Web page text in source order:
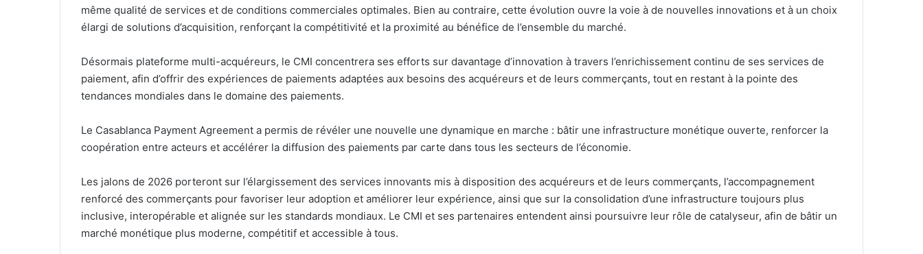
même qualité de services et de conditions commerciales optimales. Bien au contraire, cette évolution ouvre la voie à de nouvelles innovations et à un choix
élargi de solutions d’acquisition, renforçant la compétitivité et la proximité au bénéfice de l’ensemble du marché.
Désormais plateforme multi-acquéreurs, le CMI concentrera ses efforts sur davantage d’innovation à travers l’enrichissement continu de ses services de
paiement, afin d’offrir des expériences de paiements adaptées aux besoins des acquéreurs et de leurs commerçants, tout en restant à la pointe des
tendances mondiales dans le domaine des paiements.
Le Casablanca Payment Agreement a permis de révéler une nouvelle une dynamique en marche : bâtir une infrastructure monétique ouverte, renforcer la
coopération entre acteurs et accélérer la diffusion des paiements par carte dans tous les secteurs de l’économie.
Les jalons de 2026 porteront sur l’élargissement des services innovants mis à disposition des acquéreurs et de leurs commerçants, l’accompagnement
renforcé des commerçants pour favoriser leur adoption et améliorer leur expérience, ainsi que sur la consolidation d’une infrastructure toujours plus
inclusive, interopérable et alignée sur les standards mondiaux. Le CMI et ses partenaires entendent ainsi poursuivre leur rôle de catalyseur, afin de bâtir un
marché monétique plus moderne, compétitif et accessible à tous.